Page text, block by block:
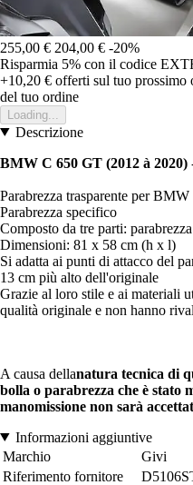
255,00 € 204,00 € -20%
Risparmia 5% con il codice
+10,20 € offerti sul tuo prossimo
del tuo ordine
Loading...
Descrizione
BMW C 650 GT (2012 à 2020)
Parabrezza trasparente per
Parabrezza specifico
Composto da tre parti:
Dimensioni: 81 x 58 cm (h x l)
Si adatta ai punti di attacco del
13 cm più alto dell'originale
Grazie al loro stile e ai materiali
qualità originale e non hanno
A causa dellanatura tecnica di
bolla o parabrezza che è stato
manomissione non sarà
Informazioni aggiuntive
Marchio
Givi
Riferimento fornitore